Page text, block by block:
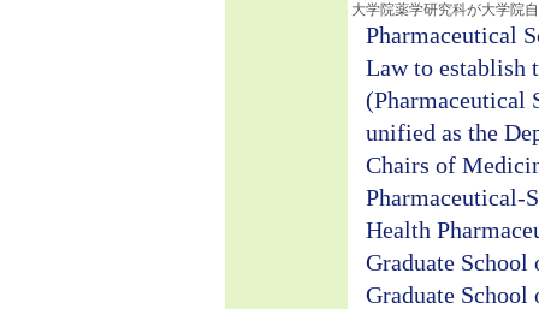
大学院薬学研究科が大学院
Pharmaceutical
Law to establish
(Pharmaceutical
unified as the
Chairs of
Pharmaceutical-
Health
Graduate
Graduate